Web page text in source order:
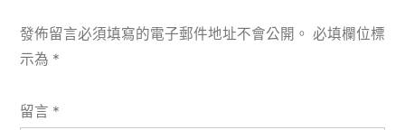
發佈留言必須填寫的電子郵件地址不會公開。 必填欄位標
示為 *
留言 *